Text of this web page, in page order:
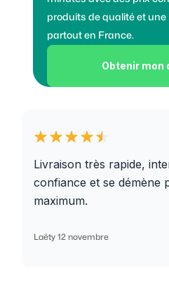
produits de qualité et
partout en France.
Obtenir mon
Livraison très rapide,
confiance et se démène
maximum.
Laëty 12 novembre